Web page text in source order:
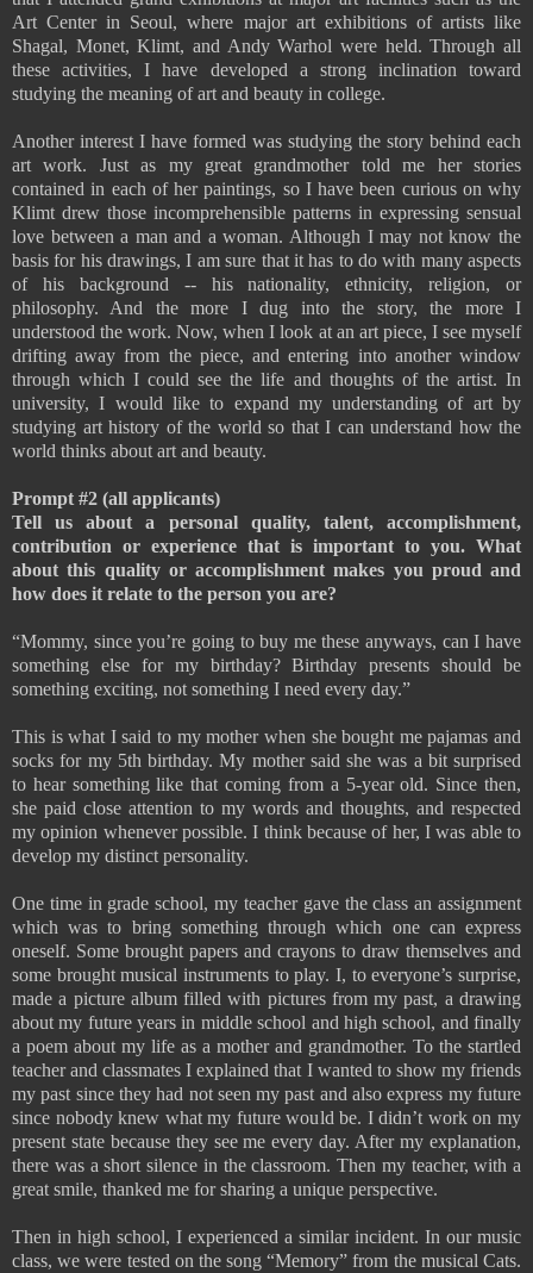
Art Center in Seoul, where major art exhibitions of artists like
Shagal, Monet, Klimt, and Andy Warhol were held. Through all
these activities, I have developed a strong inclination toward
studying the meaning of art and beauty in college.
Another interest I have formed was studying the story behind each
art work. Just as my great grandmother told me her stories
contained in each of her paintings, so I have been curious on why
Klimt drew those incomprehensible patterns in expressing sensual
love between a man and a woman. Although I may not know the
basis for his drawings, I am sure that it has to do with many aspects
of his background -- his nationality, ethnicity, religion, or
philosophy. And the more I dug into the story, the more I
understood the work. Now, when I look at an art piece, I see myself
drifting away from the piece, and entering into another window
through which I could see the life and thoughts of the artist. In
university, I would like to expand my understanding of art by
studying art history of the world so that I can understand how the
world thinks about art and beauty.
Prompt #2 (all applicants)
Tell us about a personal quality, talent, accomplishment,
contribution or experience that is important to you. What
about this quality or accomplishment makes you proud and
how does it relate to the person you are?
“Mommy, since you’re going to buy me these anyways, can I have
something else for my birthday? Birthday presents should be
something exciting, not something I need every day.”
This is what I said to my mother when she bought me pajamas and
socks for my 5th birthday. My mother said she was a bit surprised
to hear something like that coming from a 5-year old. Since then,
she paid close attention to my words and thoughts, and respected
my opinion whenever possible. I think because of her, I was able to
develop my distinct personality.
One time in grade school, my teacher gave the class an assignment
which was to bring something through which one can express
oneself. Some brought papers and crayons to draw themselves and
some brought musical instruments to play. I, to everyone’s surprise,
made a picture album filled with pictures from my past, a drawing
about my future years in middle school and high school, and finally
a poem about my life as a mother and grandmother. To the startled
teacher and classmates I explained that I wanted to show my friends
my past since they had not seen my past and also express my future
since nobody knew what my future would be. I didn’t work on my
present state because they see me every day. After my explanation,
there was a short silence in the classroom. Then my teacher, with a
great smile, thanked me for sharing a unique perspective.
Then in high school, I experienced a similar incident. In our music
class, we were tested on the song “Memory” from the musical Cats.